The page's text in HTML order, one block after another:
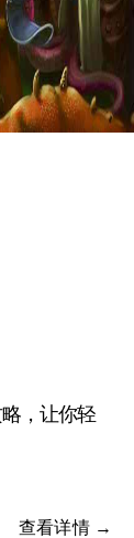
，让你轻
查看详情 →